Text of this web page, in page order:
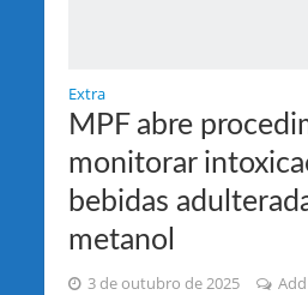
Extra
MPF abre
monitorar
bebidas
metanol
3 de outubro de 2025